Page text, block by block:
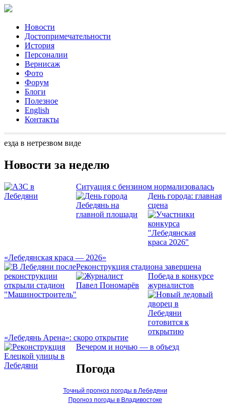
Новости
Достопримечательности
История
Персоналии
Вернисаж
Фото
Форум
Блоги
Полезное
English
Контакты
езда в нетрезвом виде
Новости за неделю
Ситуация с бензином нормализовалась
День города: главная
сцена
«Лебедянская краса — 2026»
Реконструкция стадиона завершена
Победа в конкурсе
журналистов
«Лебедянь Арена»: скоро открытие
Вечером и ночью — в объезд
Погода
Точный прогноз погоды в Лебедяни
Прогноз погоды в Владивостоке